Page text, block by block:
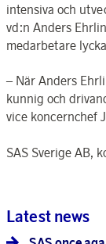
intensiva och
vd:n Anders
medarbetare
– När Anders
kunnig och
vice koncernchef
SAS Sverige AB,
Latest news